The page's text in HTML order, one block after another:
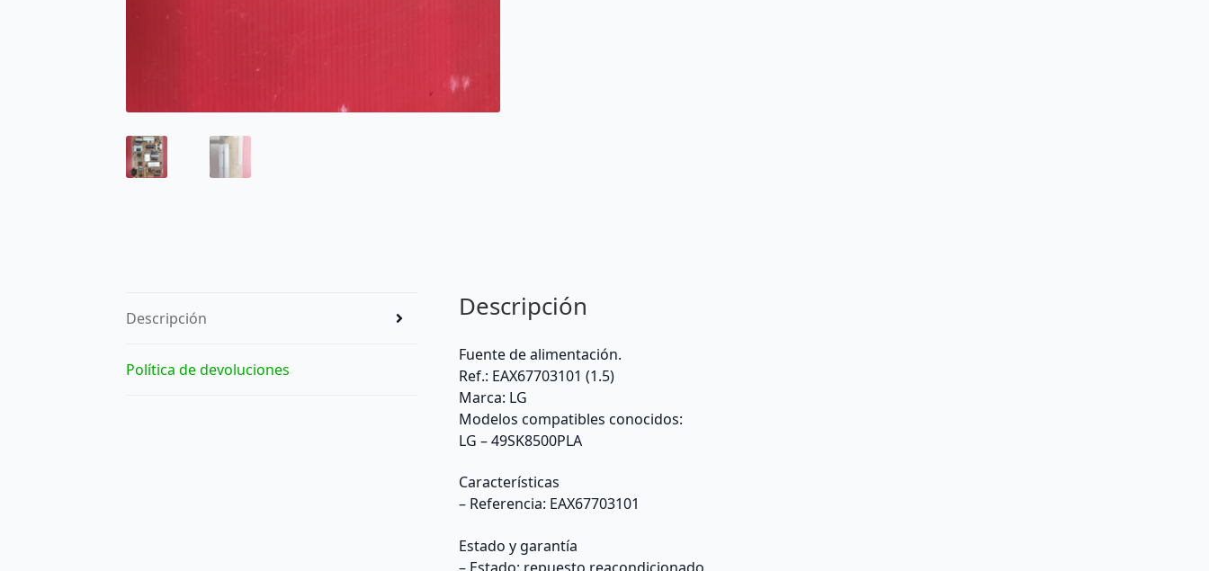
Descripción
Política de devoluciones
Descripción
Fuente de alimentación.
Ref.: EAX67703101 (1.5)
Marca: LG
Modelos compatibles conocidos:
LG – 49SK8500PLA
Características
– Referencia: EAX67703101
Estado y garantía